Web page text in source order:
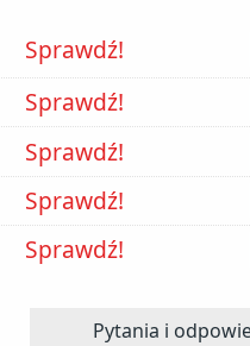
Sprawdź!
Sprawdź!
Sprawdź!
Sprawdź!
Sprawdź!
Pytania i